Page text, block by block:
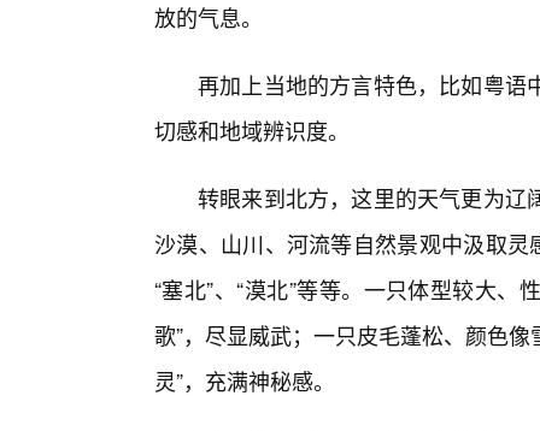
放的气息。
再加上当地的方言特色，比如粤语
切感和地域辨识度。
转眼来到北方，这里的天气更为辽
沙漠、山川、河流等自然景观中汲取灵
“塞北”、“漠北”等等。一只体型较大、
歌”，尽显威武；一只皮毛蓬松、颜色
灵”，充满神秘感。